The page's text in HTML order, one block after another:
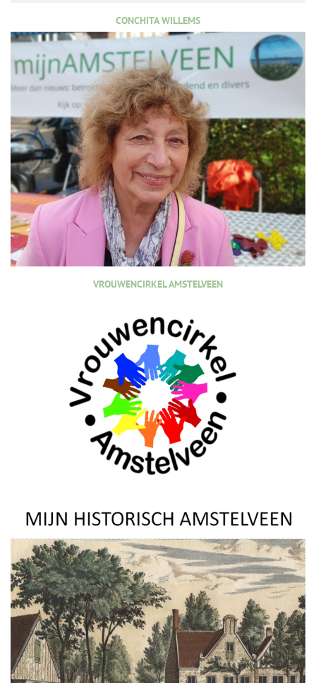
CONCHITA WILLEMS
VROUWENCIRKEL AMSTELVEEN